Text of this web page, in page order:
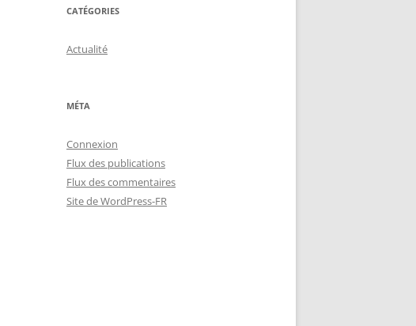
CATÉGORIES
Actualité
MÉTA
Connexion
Flux des publications
Flux des commentaires
Site de WordPress-FR